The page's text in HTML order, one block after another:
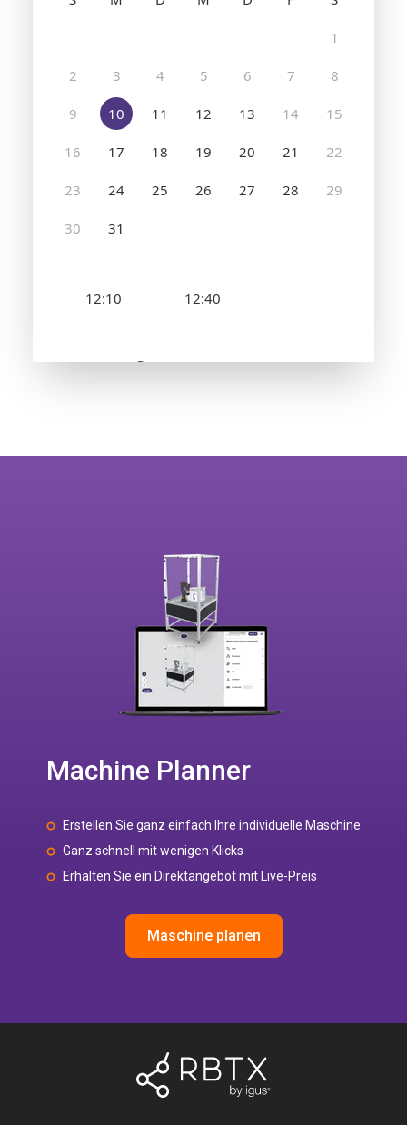
Machine Planner
Erstellen Sie ganz einfach Ihre individuelle Maschine
Ganz schnell mit wenigen Klicks
Erhalten Sie ein Direktangebot mit Live-Preis
Maschine planen